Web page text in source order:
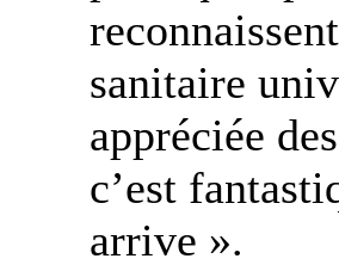
sanitaire
appréciée
c’est
arrive ».